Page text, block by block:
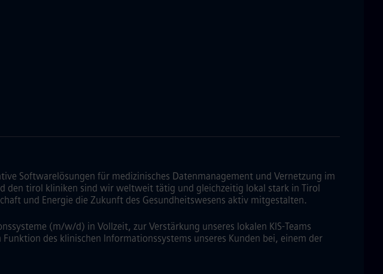
Softwarelösungen für medizinisches Datenmanagement und Vernetzung im
den tirol kliniken sind wir weltweit tätig und gleichzeitig lokal stark in Tirol
und Energie die Zukunft des Gesundheitswesens aktiv mitgestalten.
(m/w/d) in Vollzeit, zur Verstärkung unseres lokalen KIS-Teams
des klinischen Informationssystems unseres Kunden bei, einem der